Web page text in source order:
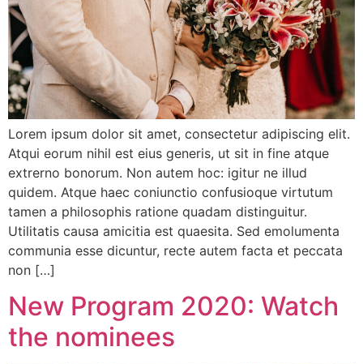
Lorem ipsum dolor sit amet, consectetur adipiscing elit.
Atqui eorum nihil est eius generis, ut sit in fine atque
extrerno bonorum. Non autem hoc: igitur ne illud
quidem. Atque haec coniunctio confusioque virtutum
tamen a philosophis ratione quadam distinguitur.
Utilitatis causa amicitia est quaesita. Sed emolumenta
communia esse dicuntur, recte autem facta et peccata
non […]
New Program 2020: Watch
the nominees